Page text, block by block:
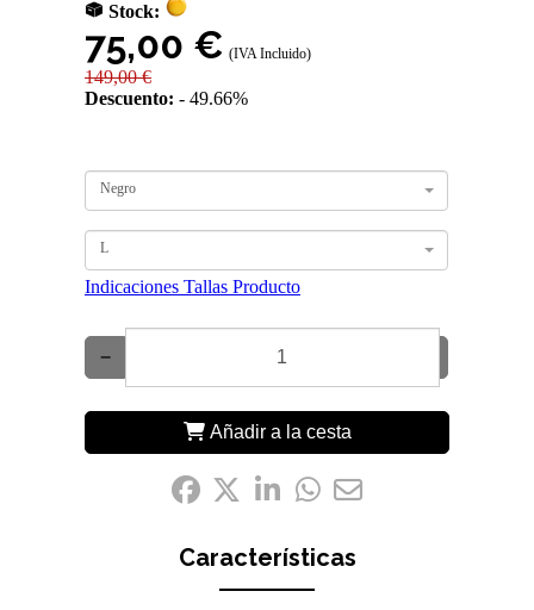
Stock:
75,00 € (IVA Incluido)
149,00 €
Descuento: 49.66%
Negro
L
Indicaciones Tallas Producto
−
Añadir a la cesta
Características